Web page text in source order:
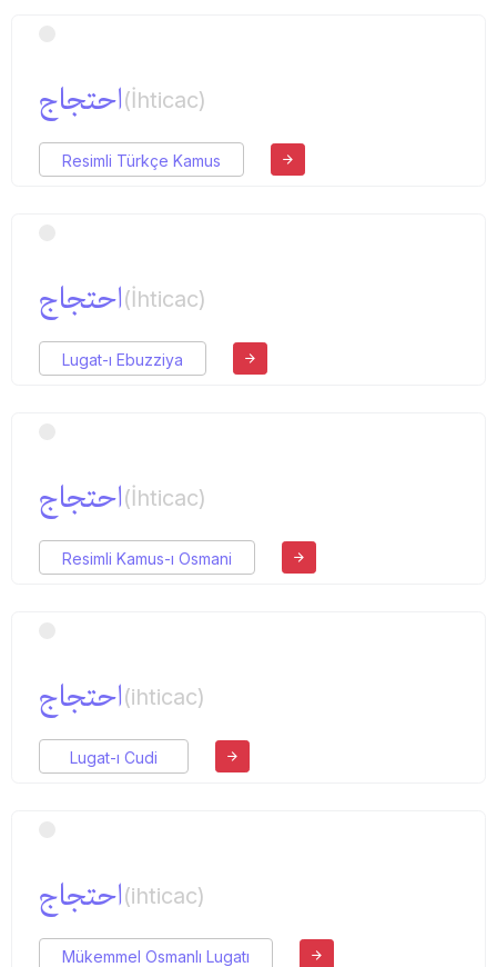
احتجاج(İhticac)
Resimli Türkçe Kamus
احتجاج(İhticac)
Lugat-ı Ebuzziya
احتجاج(İhticac)
Resimli Kamus-ı Osmani
احتجاج(ihticac)
Lugat-ı Cudi
احتجاج(ihticac)
Mükemmel Osmanlı Lugatı